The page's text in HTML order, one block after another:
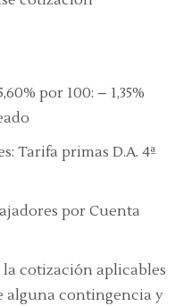
por 100: – 1,35%
Tarifa primas D.A. 4ª
por Cuenta
cotización aplicables
alguna contingencia y